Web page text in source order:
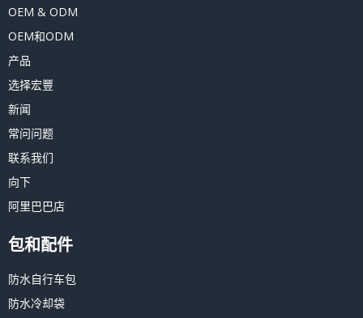
OEM & ODM
OEM和ODM
产品
选择宏豐
新闻
常问问题
联系我们
向下
阿里巴巴店
包和配件
防水自行车包
防水冷却袋